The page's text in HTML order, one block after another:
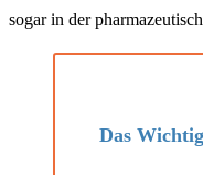
sogar in der
Das